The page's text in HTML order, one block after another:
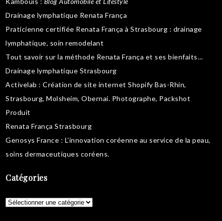
Drainage lymphatique Renata França
Praticienne certifiée Renata França à Strasbourg : drainage
lymphatique, soin remodelant
Tout savoir sur la méthode Renata França et ses bienfaits…
Drainage lymphatique Strasbourg
Activelab : Création de site internet Shopify Bas-Rhin,
Strasbourg, Molsheim, Obernai. Photographe, Packshot
Produit
Renata França Strasbourg
Genosys France : L’innovation coréenne au service de la peau,
soins dermaceutiques coréens.
Catégories
Catégories